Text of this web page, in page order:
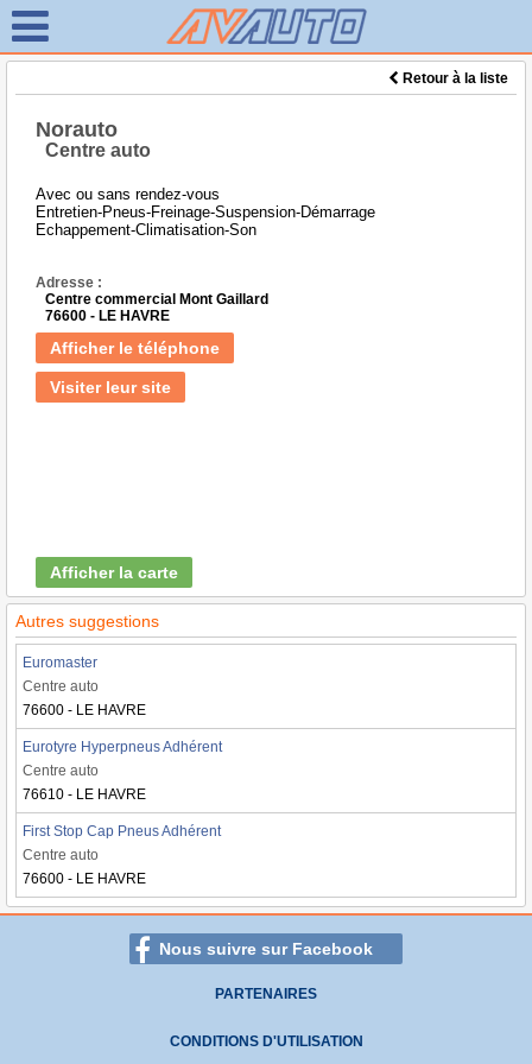
Retour à la liste
Norauto
Centre auto
Avec ou sans rendez-vous
Entretien-Pneus-Freinage-Suspension-Démarrage
Echappement-Climatisation-Son
Adresse :
Centre commercial Mont Gaillard
76600 - LE HAVRE
Afficher le téléphone
Visiter leur site
Afficher la carte
Autres suggestions
Euromaster
Centre auto
76600 - LE HAVRE
Eurotyre Hyperpneus Adhérent
Centre auto
76610 - LE HAVRE
First Stop Cap Pneus Adhérent
Centre auto
76600 - LE HAVRE
Nous suivre sur Facebook
PARTENAIRES
CONDITIONS D'UTILISATION